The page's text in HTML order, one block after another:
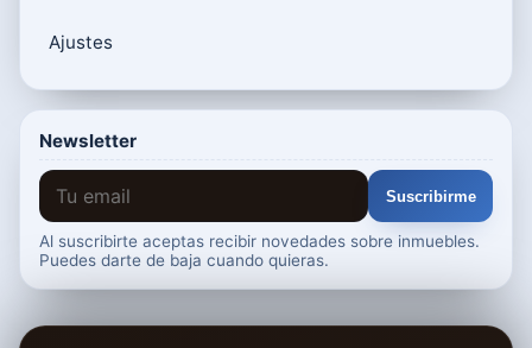
Ajustes
Newsletter
Suscribirme
Al suscribirte aceptas recibir novedades sobre inmuebles.
Puedes darte de baja cuando quieras.